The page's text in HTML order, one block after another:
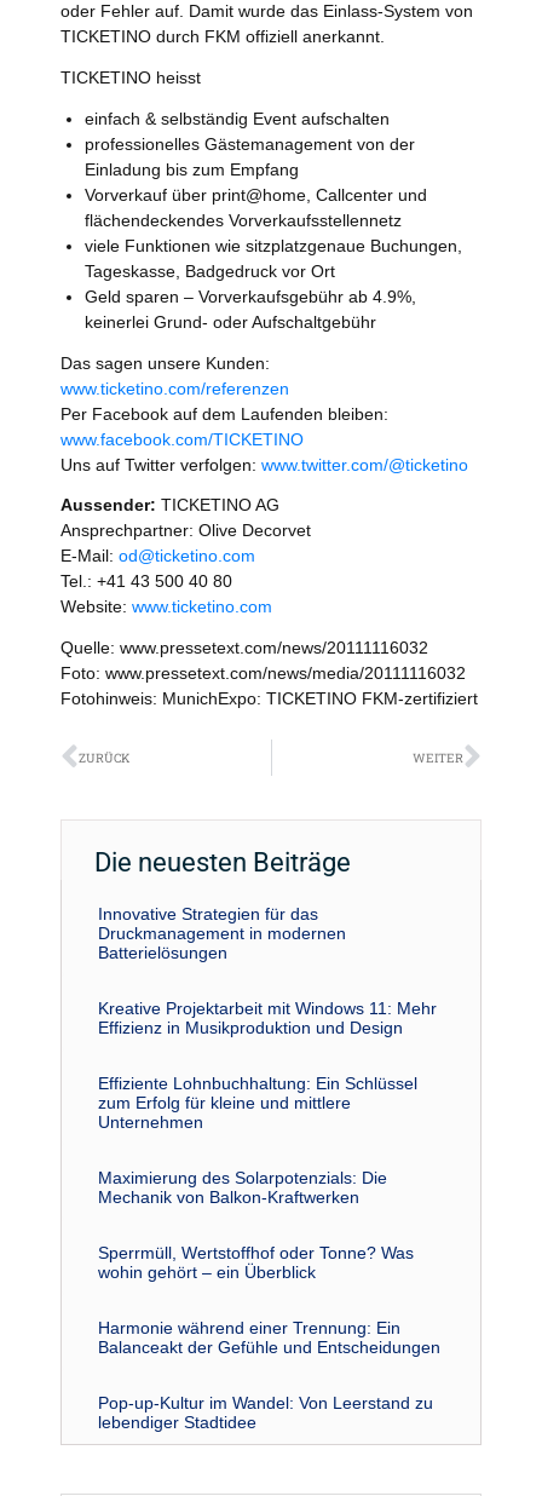
oder Fehler auf. Damit wurde das Einlass-System von
TICKETINO durch FKM offiziell anerkannt.
TICKETINO heisst
einfach & selbständig Event aufschalten
professionelles Gästemanagement von der
Einladung bis zum Empfang
Vorverkauf über print@home, Callcenter und
flächendeckendes Vorverkaufsstellennetz
viele Funktionen wie sitzplatzgenaue Buchungen,
Tageskasse, Badgedruck vor Ort
Geld sparen – Vorverkaufsgebühr ab 4.9%,
keinerlei Grund- oder Aufschaltgebühr
Das sagen unsere Kunden:
www.ticketino.com/referenzen
Per Facebook auf dem Laufenden bleiben:
www.facebook.com/TICKETINO
Uns auf Twitter verfolgen: www.twitter.com/@ticketino
Aussender: TICKETINO AG
Ansprechpartner: Olive Decorvet
E-Mail: od@ticketino.com
Tel.: +41 43 500 40 80
Website: www.ticketino.com
Quelle: www.pressetext.com/news/20111116032
Foto: www.pressetext.com/news/media/20111116032
Fotohinweis: MunichExpo: TICKETINO FKM-zertifiziert
Zurück
ZURÜCK WEITER
Die neuesten Beiträge
Innovative Strategien für das
Druckmanagement in modernen
Batterielösungen
Kreative Projektarbeit mit Windows 11: Mehr
Effizienz in Musikproduktion und Design
Effiziente Lohnbuchhaltung: Ein Schlüssel
zum Erfolg für kleine und mittlere
Unternehmen
Maximierung des Solarpotenzials: Die
Mechanik von Balkon-Kraftwerken
Sperrmüll, Wertstoffhof oder Tonne? Was
wohin gehört – ein Überblick
Harmonie während einer Trennung: Ein
Balanceakt der Gefühle und Entscheidungen
Pop-up-Kultur im Wandel: Von Leerstand zu
lebendiger Stadtidee